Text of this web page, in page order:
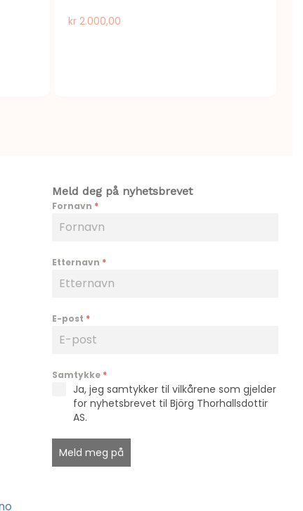
kr2.000,00
Meld deg på nyhetsbrevet
Fornavn *
Etternavn *
E-post *
Samtykke *
Ja, jeg samtykker til vilkårene som gjelder
for nyhetsbrevet til Björg Thorhallsdottir
AS.
Meld meg på